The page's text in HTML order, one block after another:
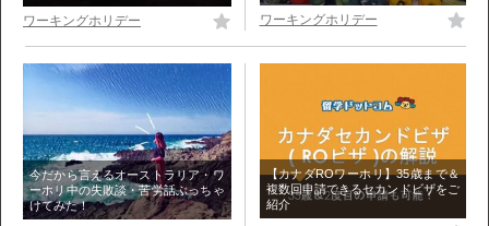
ワーキングホリデー ワーキングホリデー
今だから言えるオーストラリア・ワ
ーホリ中の失敗談・苦労話ぶっちゃ
けてみた！
【カナダROワーホリ】35歳まで＆
複数回申請できるセカンドビザをご
紹介